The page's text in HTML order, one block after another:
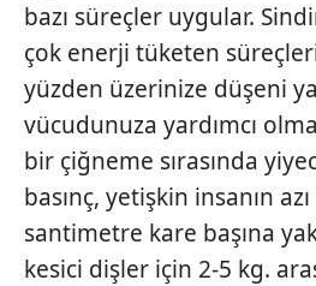
bazı süreçler uygular.
çok enerji tüketen
yüzden üzerinize düşeni
vücudunuza yardımcı
bir çiğneme sırasında
basınç, yetişkin insanın
santimetre kare başına
kesici dişler için 2-5 kg.